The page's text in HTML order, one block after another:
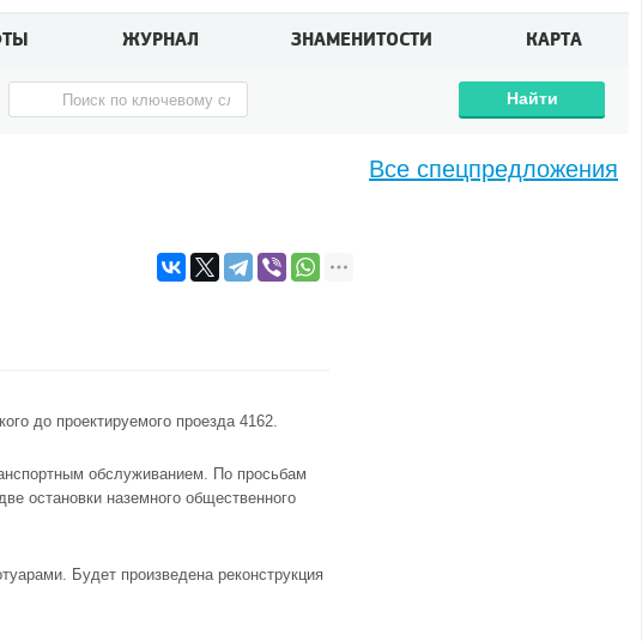
ЖУРНАЛ ЗНАМЕНИТОСТИ КАРТА
Найти
до проектируемого проезда 4162.
обслуживанием. По просьбам
остановки наземного общественного
Будет произведена реконструкция
Все спецпредложения